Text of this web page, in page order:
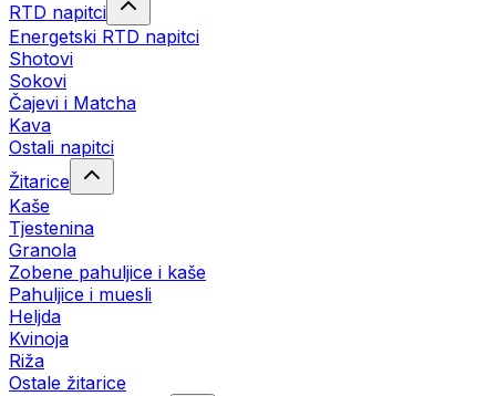
RTD napitci
Energetski RTD napitci
Shotovi
Sokovi
Čajevi i Matcha
Kava
Ostali napitci
Žitarice
Kaše
Tjestenina
Granola
Zobene pahuljice i kaše
Pahuljice i muesli
Heljda
Kvinoja
Riža
Ostale žitarice